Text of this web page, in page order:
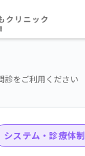
診をご利用ください
システム・診療体制